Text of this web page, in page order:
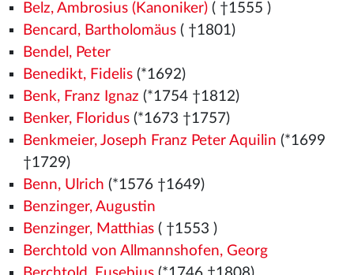
Belz, Ambrosius (Kanoniker)( †1555 )
Bencard, Bartholomäus( †1801)
Bendel, Peter
Benedikt, Fidelis(*1692)
Benk, Franz Ignaz (*1754 †1812)
Benker, Floridus(*1673 †1757)
Benkmeier, Joseph Franz Peter Aquilin (*1699
†1729)
Benn, Ulrich (*1576 †1649)
Benzinger, Augustin
Benzinger, Matthias( †1553 )
Berchtold von Allmannshofen, Georg